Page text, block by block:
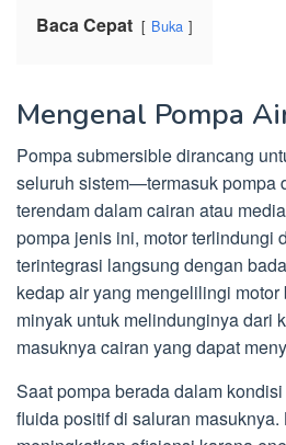
Baca Cepat Buka
Mengenal Pompa
Pompa submersible dirancang
seluruh sistem—termasuk
terendam dalam cairan atau
pompa jenis ini, motor terlindungi
terintegrasi langsung dengan
kedap air yang mengelilingi
minyak untuk melindunginya dari
masuknya cairan yang dapat
Saat pompa berada dalam
fluida positif di saluran